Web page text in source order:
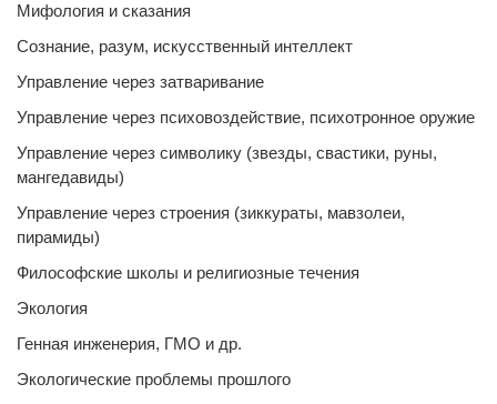
Мифология и сказания
Сознание, разум, искусственный интеллект
Управление через затваривание
Управление через психовоздействие, психотронное оружие
Управление через символику (звезды, свастики, руны,
мангедавиды)
Управление через строения (зиккураты, мавзолеи,
пирамиды)
Философские школы и религиозные течения
Экология
Генная инженерия, ГМО и др.
Экологические проблемы прошлого